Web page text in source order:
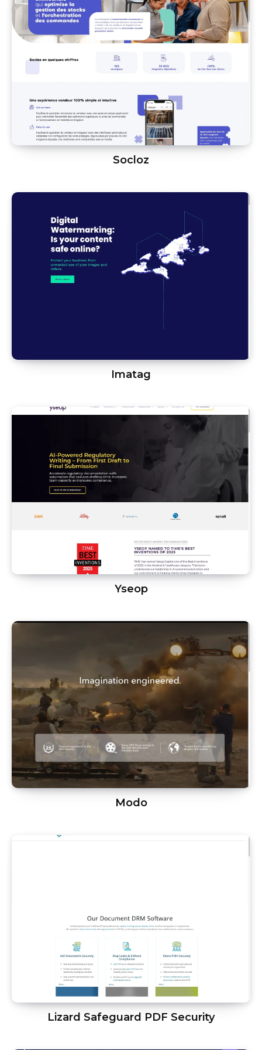
Socloz
Imatag
Yseop
Modo
Lizard Safeguard PDF Security